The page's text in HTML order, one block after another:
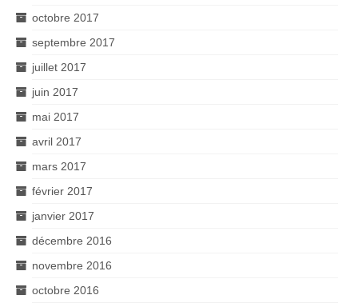
octobre 2017
septembre 2017
juillet 2017
juin 2017
mai 2017
avril 2017
mars 2017
février 2017
janvier 2017
décembre 2016
novembre 2016
octobre 2016